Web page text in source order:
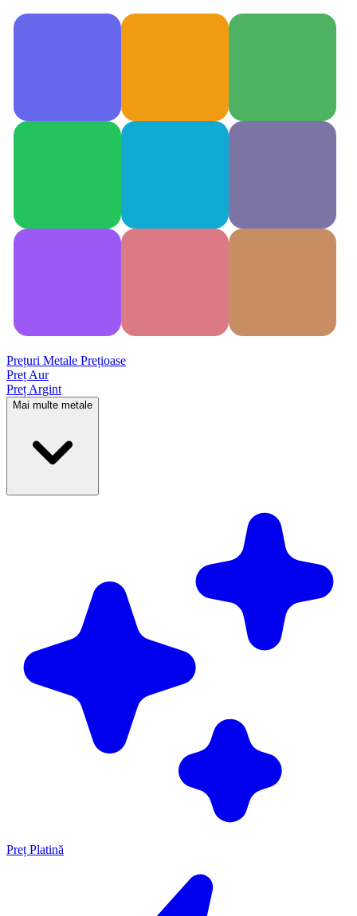
Prețuri Metale Prețioase
Preț Aur
Preț Argint
Mai multe metale
Preț Platină